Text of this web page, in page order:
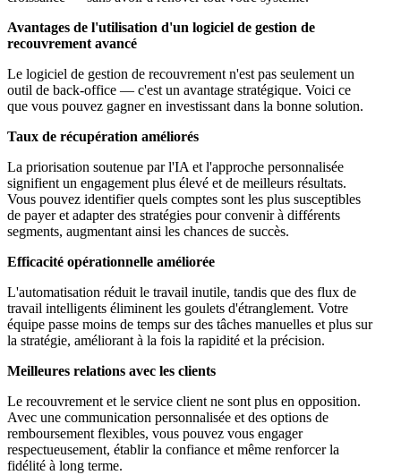
Avantages de l'utilisation d'un logiciel de gestion de
recouvrement avancé
Le logiciel de gestion de recouvrement n'est pas seulement un
outil de back-office — c'est un avantage stratégique. Voici ce
que vous pouvez gagner en investissant dans la bonne solution.
Taux de récupération améliorés
La priorisation soutenue par l'IA et l'approche personnalisée
signifient un engagement plus élevé et de meilleurs résultats.
Vous pouvez identifier quels comptes sont les plus susceptibles
de payer et adapter des stratégies pour convenir à différents
segments, augmentant ainsi les chances de succès.
Efficacité opérationnelle améliorée
L'automatisation réduit le travail inutile, tandis que des flux de
travail intelligents éliminent les goulets d'étranglement. Votre
équipe passe moins de temps sur des tâches manuelles et plus sur
la stratégie, améliorant à la fois la rapidité et la précision.
Meilleures relations avec les clients
Le recouvrement et le service client ne sont plus en opposition.
Avec une communication personnalisée et des options de
remboursement flexibles, vous pouvez vous engager
respectueusement, établir la confiance et même renforcer la
fidélité à long terme.